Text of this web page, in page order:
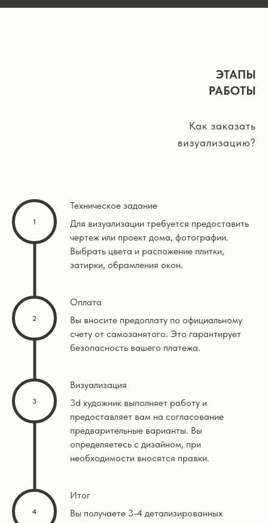
ЭТАПЫ
РАБОТЫ
Как заказать
визуализацию?
Техническое задание
Для визуализации требуется предоставить
чертеж или проект дома, фотографии.
Выбрать цвета и распожение плитки,
затирки, обрамления окон.
Оплата
Вы вносите предоплату по официальному
счету от самозанятого. Это гарантирует
безопасность вашего платежа.
Визуализация
3d художник выполняет работу и
предоставляет вам на согласование
предварительные варианты. Вы
определяетесь с дизайном, при
необходимости вносятся правки.
Итог
Вы получаете 3-4 детализированных